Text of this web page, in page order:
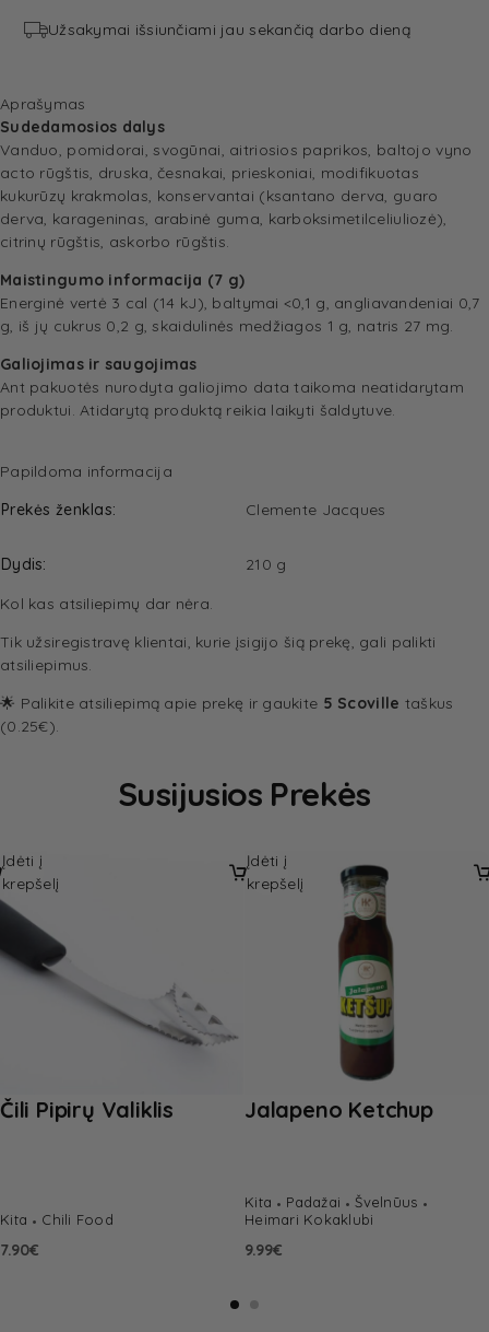
Užsakymai išsiunčiami jau sekančią darbo dieną
Aprašymas
Sudedamosios dalys
Vanduo, pomidorai, svogūnai, aitriosios paprikos, baltojo vyno
acto rūgštis, druska, česnakai, prieskoniai, modifikuotas
kukurūzų krakmolas, konservantai (ksantano derva, guaro
derva, karageninas, arabinė guma, karboksimetilceliuliozė),
citrinų rūgštis, askorbo rūgštis.
Maistingumo informacija (7 g)
Energinė vertė 3 cal (14 kJ), baltymai <0,1 g, angliavandeniai 0,7
g, iš jų cukrus 0,2 g, skaidulinės medžiagos 1 g, natris 27 mg.
Galiojimas ir saugojimas
Ant pakuotės nurodyta galiojimo data taikoma neatidarytam
produktui. Atidarytą produktą reikia laikyti šaldytuve.
Papildoma informacija
Prekės ženklas
Clemente Jacques
Dydis
210 g
Kol kas atsiliepimų dar nėra.
Tik užsiregistravę klientai, kurie įsigijo šią prekę, gali palikti
atsiliepimus.
🌟 Palikite atsiliepimą apie prekę ir gaukite 5 Scoville taškus
(0.25€).
Susijusios Prekės
Čili Pipirų Valiklis
Kita Chili Food
7.90€
Įdėti į
krepšelį
Jalapeno Ketchup
Kita Padažai
Švelnūus
Heimari Kokaklubi
9.99€
Įdėti į
krepšelį